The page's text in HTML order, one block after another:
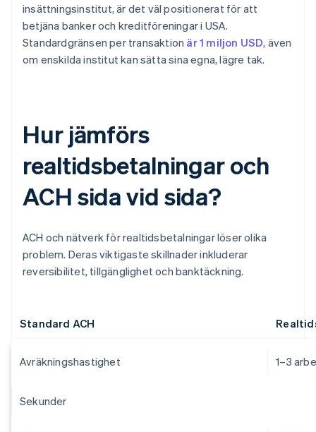
insättningsinstitut, är det väl positionerat för att
betjäna banker och kreditföreningar i USA.
Standardgränsen per transaktion är 1 miljon USD, även
om enskilda institut kan sätta sina egna, lägre tak.
Hur jämförs
realtidsbetalningar och
ACH sida vid sida?
ACH och nätverk för realtidsbetalningar löser olika
problem. Deras viktigaste skillnader inkluderar
reversibilitet, tillgänglighet och banktäckning.
Standard ACH
Avräkningshastighet 1–3
Sekunder